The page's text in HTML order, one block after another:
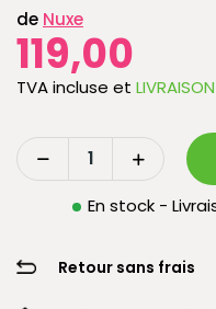
de Nuxe
119,00
TVA incluse et
En stock -
Retour sans frais